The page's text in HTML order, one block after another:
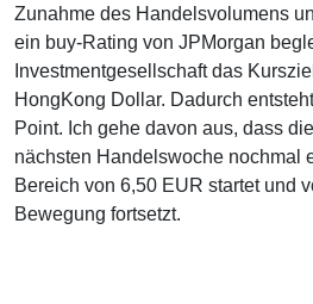
Zunahme des Handelsvolumens
ein buy-Rating von JPMorgan
Investmentgesellschaft das
HongKong Dollar. Dadurch
Point. Ich gehe davon aus, dass
nächsten Handelswoche nochmal
Bereich von 6,50 EUR startet und
Bewegung fortsetzt.